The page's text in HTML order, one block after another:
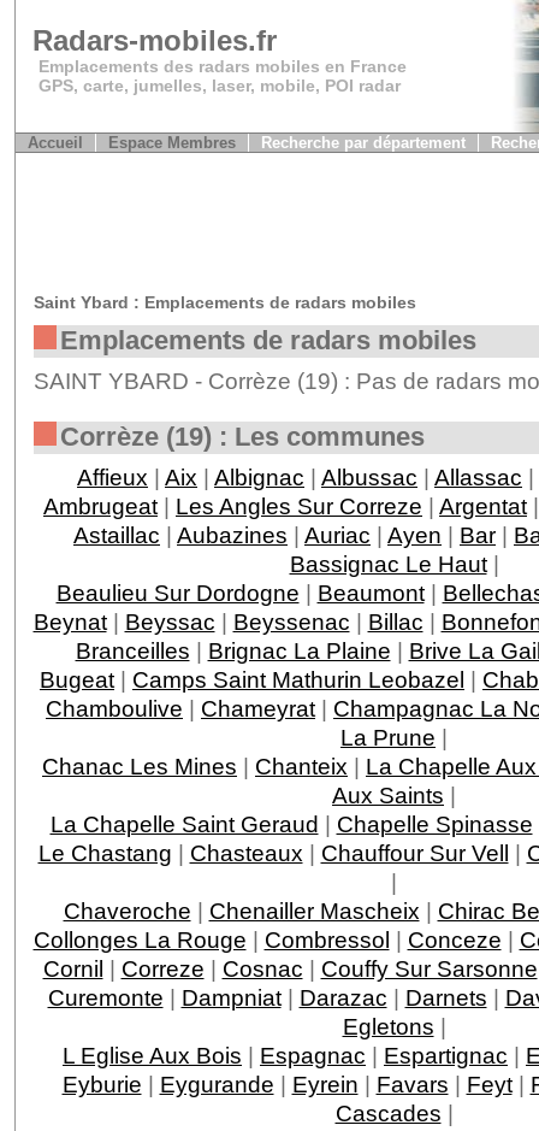
Radars-mobiles.fr
Emplacements des radars mobiles en France
GPS, carte, jumelles, laser, mobile, POI radar
Accueil Espace Membres Recherche par département
Saint Ybard : Emplacements de radars mobiles
Emplacements de radars mobiles
SAINT YBARD - Corrèze (19) : Pas de radars
Corrèze (19) : Les communes
Affieux | Aix | Albignac | Albussac | Allassac |
Ambrugeat | Les Angles Sur Correze | Argentat
Astaillac | Aubazines | Auriac | Ayen | Bar |
Bassignac Le Haut|
Beaulieu Sur Dordogne | Beaumont|
Beynat| Beyssac | Beyssenac | Billac |
Branceilles | Brignac La Plaine | Brive La
Bugeat | Camps Saint Mathurin Leobazel |
Chamboulive | Chameyrat | Champagnac La
La Prune |
Chanac Les Mines | Chanteix | La Chapelle
Aux Saints |
La Chapelle Saint Geraud | Chapelle Spinasse
Le Chastang | Chasteaux | Chauffour Sur Vell |
|
Chaveroche | Chenailler Mascheix | Chirac
Collonges La Rouge | Combressol | Conceze |
Cornil | Correze | Cosnac | Couffy Sur Sarsonne
Curemonte | Dampniat| Darazac | Darnets |
Egletons |
L Eglise Aux Bois | Espagnac | Espartignac |
Eyburie | Eygurande | Eyrein | Favars | Feyt|
Cascades |